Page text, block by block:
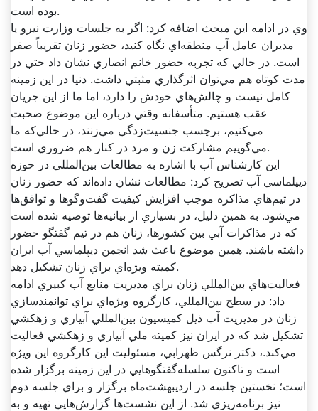
بوده است.
وي در ادامه اين مبحث اضافه کرد: اگر به جلسات وزارت نيرو يا
مديران عامل آب منطقه‌اي نگاه کنيد، حضور زنان تقريباً صفر
است. در حالي که تجربه حضور خانم انصاري نشان داد حتي در
مدت کوتاه هم مي‌توان اثرگذاري مثبتي داشت. دنيا در اين زمينه
کامل نيست و چالش‌هاي خودش را دارد، اما ما از اين جريان
عقب هستيم. متأسفانه وقتي درباره اين موضوع صحبت
مي‌کنيم، برچسب جنسيت‌زدگي مي‌زنند، در حالي‌که ما
مي‌گوييم مشارکت زن و مرد در کنار هم ضروري است.
اين کارشناس آب با اشاره به مطالعات بين‌المللي در حوزه
ديپلماسي آب تصريح کرد: مطالعات نشان داده‌اند که حضور زنان
در تيم‌هاي مذاکره موجب افزايش کيفيت گفت‌وگوها و توافق‌ها
مي‌شود. به همين دليل، در بسياري از بيانيه‌ها توصيه شده است
که در مذاکرات آبي بين کشورها، زنان هم در تيم گفتگو حضور
داشته باشند. همين موضوع باعث شد انجمن ديپلماسي آب ايران
کميته ويژه‌اي براي زنان تشکيل دهد.
فعاليت‌هاي بين‌المللي زنان براي مديريت منابع آب کبيري ادامه
داد: در سطح بين‌المللي، کارگروه ويژه‌اي براي توانمندسازي
زنان در مديريت آب ذيل کميسيون بين‌المللي آبياري و زهکشي
تشکيل شد که در ايران نيز کميته ملي آبياري و زهکشي فعاليت
مي‌کند.، دکتر نرگس ظهرابي، مسئوليت اين کارگروه اين ويژه
است و تاکنون سلسله‌گفتگوهايي در اين زمينه برگزار شده
است؛ نخستين جلسه در ارديبهشت‌ماه برگزار و براي جلسه دوم
نيز برنامه‌ريزي شد. از اين نشست‌ها گزارش‌هايي تهيه و به